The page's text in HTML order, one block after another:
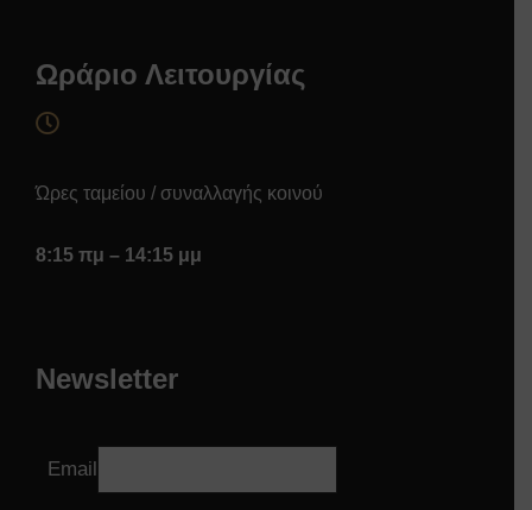
Ωράριο Λειτουργίας
Ώρες ταμείου / συναλλαγής κοινού
8:15 πμ – 14:15 μμ
Newsletter
Email